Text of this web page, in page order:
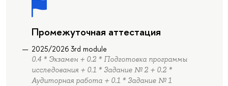
Промежуточная аттестация
2025/2026 3rd module
0.4 * Экзамен + 0.2 * Подготовка программы
исследования + 0.1 * Задание № 2 + 0.2 *
Аудиторная работа + 0.1 * Задание № 1